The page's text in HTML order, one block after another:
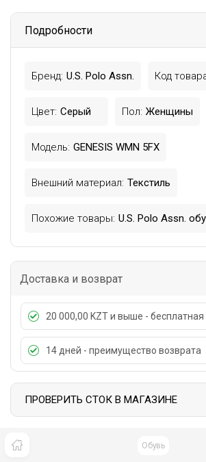
Подробности
Бренд: U.S. Polo Assn. Код
Цвет: Серый Пол: Женщины
Модель: GENESIS WMN 5FX
Внешний материал: Текстиль
Похожие товары: U.S. Polo Assn.
Доставка и возврат
20 000,00 KZT и выше - бесплатная
14 дней - преимущество возврата
ПРОВЕРИТЬ СТОК В МАГАЗИНЕ
Обувь